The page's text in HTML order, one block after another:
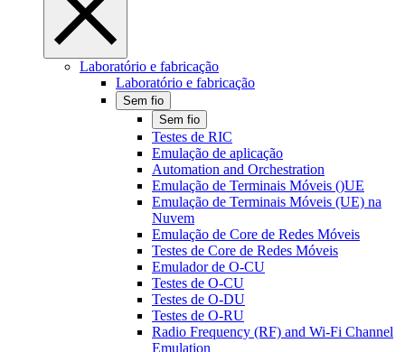
Laboratório e fabricação
Laboratório e fabricação
Sem fio
Sem fio
Testes de RIC
Emulação de aplicação
Automation and Orchestration
Emulação de Terminais Móveis ()UE
Emulação de Terminais Móveis (UE) na
Nuvem
Emulação de Core de Redes Móveis
Testes de Core de Redes Móveis
Emulador de O-CU
Testes de O-CU
Testes de O-DU
Testes de O-RU
Radio Frequency (RF) and Wi-Fi Channel
Emulation